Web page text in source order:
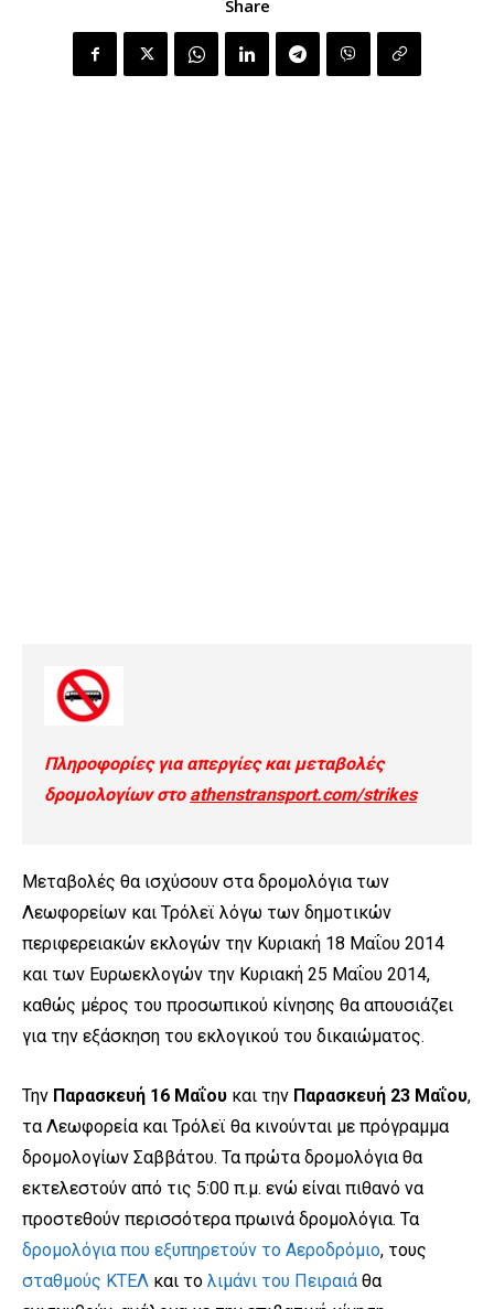
Share
Πληροφορίες για απεργίες και μεταβολές
δρομολογίων στο athenstransport.com/strikes
Μεταβολές θα ισχύσουν στα δρομολόγια των
Λεωφορείων και Τρόλεϊ λόγω των δημοτικών
περιφερειακών εκλογών την Κυριακή 18 Μαΐου 2014
και των Ευρωεκλογών την Κυριακή 25 Μαΐου 2014,
καθώς μέρος του προσωπικού κίνησης θα απουσιάζει
για την εξάσκηση του εκλογικού του δικαιώματος.
Την Παρασκευή 16 Μαΐου και την Παρασκευή 23 Μαΐου,
τα Λεωφορεία και Τρόλεϊ θα κινούνται με πρόγραμμα
δρομολογίων Σαββάτου. Τα πρώτα δρομολόγια θα
εκτελεστούν από τις 5:00 π.μ. ενώ είναι πιθανό να
προστεθούν περισσότερα πρωινά δρομολόγια. Τα
δρομολόγια που εξυπηρετούν το Αεροδρόμιο, τους
σταθμούς ΚΤΕΛ και το λιμάνι του Πειραιά θα